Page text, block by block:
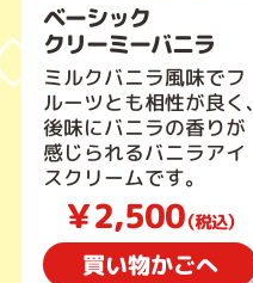
ベーシック
クリーミーバニラ
ミルクバニラ風味でフ
ルーツとも相性が良く、
後味にバニラの香りが
感じられるバニラアイ
スクリームです。
￥2,500（税込）
買い物かごへ